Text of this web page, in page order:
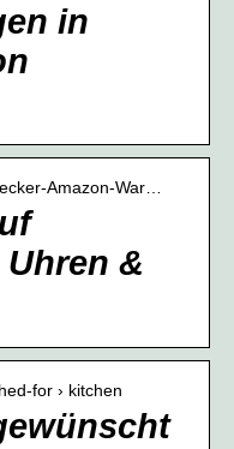
in
Amazon-War…
&
for › kitchen